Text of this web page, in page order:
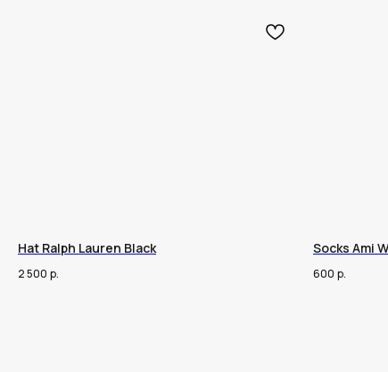
Hat Ralph Lauren Black
2 500 р.
Socks Ami
600 р.